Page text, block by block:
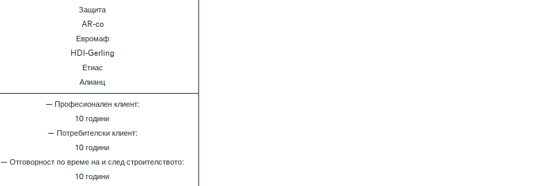
Защита
AR-co
Евромаф
HDI-Gerling
Етиас
Алианц
— Професионален клиент:
10 години
— Потребителски клиент:
10 години
— Отговорност по време на и след строителството:
10 години